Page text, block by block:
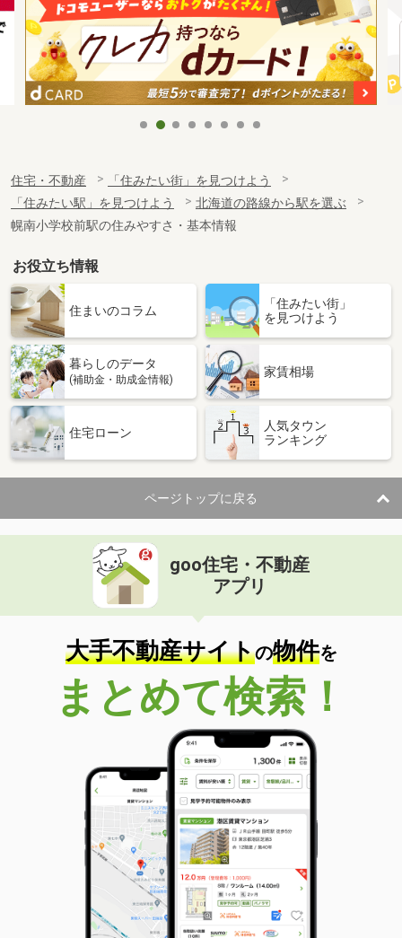
住宅・不動産
「住みたい街」を見つけよう
「住みたい駅」を見つけよう
北海道の路線から駅を選ぶ
幌南小学校前駅の住みやすさ・基本情報
お役立ち情報
住まいのコラム
「住みたい街」
を見つけよう
暮らしのデータ
(補助金・助成金情報)
家賃相場
住宅ローン
人気タウン
ランキング
ページトップに戻る
goo住宅・不動産
アプリ
大手不動産サイトの物件を
まとめて検索！